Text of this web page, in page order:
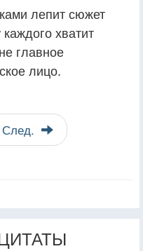
лепит сюжет
хватит
главное
лицо.
След.